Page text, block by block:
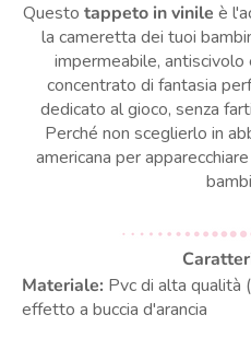
Questo tappeto in vinile è
la cameretta dei tuoi
impermeabile, antiscivolo
concentrato di fantasia
dedicato al gioco, senza
Perché non sceglierlo in
americana per
Materiale: Pvc di alta qualità
effetto a buccia d'arancia